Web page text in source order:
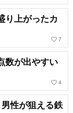
り上がったカ
favorite_border 7
数が出やすい
favorite_border 4
性が狙える鉄